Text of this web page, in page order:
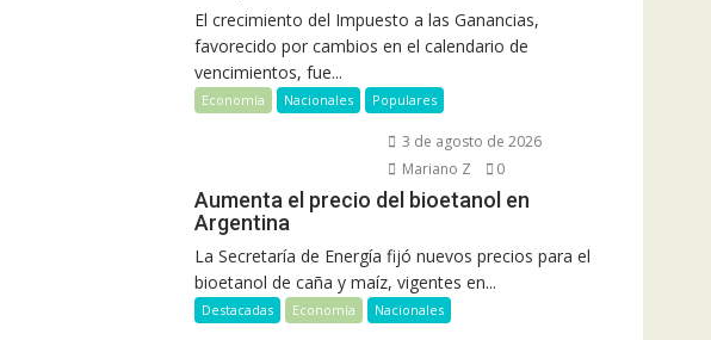
El crecimiento del Impuesto a las Ganancias,
favorecido por cambios en el calendario de
vencimientos, fue...
Economía Nacionales Populares
3 de agosto de 2026
Mariano Z
0
Aumenta el precio del bioetanol en
Argentina
La Secretaría de Energía fijó nuevos precios para el
bioetanol de caña y maíz, vigentes en...
Destacadas Economía Nacionales